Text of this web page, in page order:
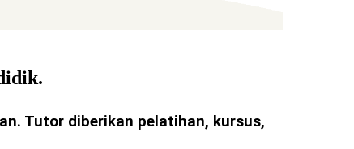
Tutor diberikan pelatihan, kursus,